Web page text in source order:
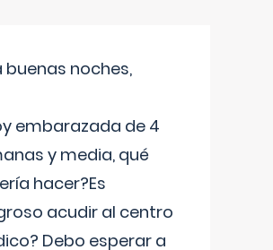
buenas noches,
embarazada de 4
y media, qué
hacer?Es
acudir al centro
Debo esperar a